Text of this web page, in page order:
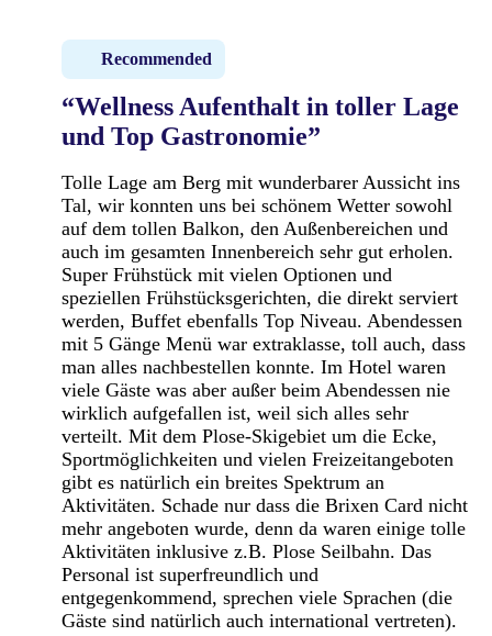
Recommended
“Wellness Aufenthalt in toller Lage
und Top Gastronomie”
Tolle Lage am Berg mit wunderbarer Aussicht ins
Tal, wir konnten uns bei schönem Wetter sowohl
auf dem tollen Balkon, den Außenbereichen und
auch im gesamten Innenbereich sehr gut erholen.
Super Frühstück mit vielen Optionen und
speziellen Frühstücksgerichten, die direkt serviert
werden, Buffet ebenfalls Top Niveau. Abendessen
mit 5 Gänge Menü war extraklasse, toll auch, dass
man alles nachbestellen konnte. Im Hotel waren
viele Gäste was aber außer beim Abendessen nie
wirklich aufgefallen ist, weil sich alles sehr
verteilt. Mit dem Plose-Skigebiet um die Ecke,
Sportmöglichkeiten und vielen Freizeitangeboten
gibt es natürlich ein breites Spektrum an
Aktivitäten. Schade nur dass die Brixen Card nicht
mehr angeboten wurde, denn da waren einige tolle
Aktivitäten inklusive z.B. Plose Seilbahn. Das
Personal ist superfreundlich und
entgegenkommend, sprechen viele Sprachen (die
Gäste sind natürlich auch international vertreten).